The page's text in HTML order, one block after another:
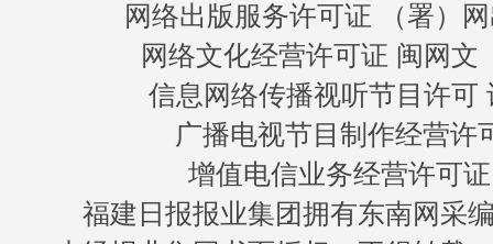
网络出版服务许可证 （署）
网络文化经营许可证 闽网文
信息网络传播视听节目许可
广播电视节目制作经营许
增值电信业务经营许可
福建日报报业集团拥有东南网采